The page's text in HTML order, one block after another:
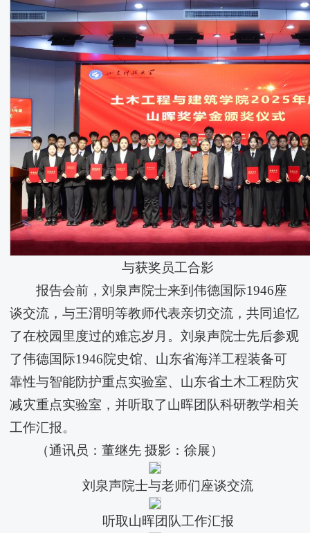
与获奖员工合影
报告会前，刘泉声院士来到​伟德国际1946座
谈交流，与王渭明等教师代表亲切交流，共同追忆
了在校园里度过的难忘岁月。刘泉声院士先后参观
了​伟德国际1946院史馆、山东省海洋工程装备可
靠性与智能防护重点实验室、山东省土木工程防灾
减灾重点实验室，并听取了山晖团队科研教学相关
工作汇报。
（通讯员：董继先 摄影：徐展）
刘泉声院士与老师们座谈交流
听取山晖团队工作汇报